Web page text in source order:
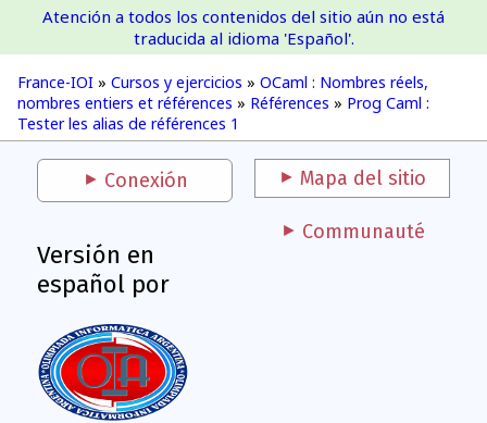
France-IOI
France-IOI » Cursos y ejercicios » OCaml : Nombres réels,
nombres entiers et références » Références » Prog Caml :
Tester les alias de références 1
Atención a todos los contenidos del sitio aún no está
traducida al idioma 'Español'.
Conexión Mapa del sitio
Versión en
español por
Communauté